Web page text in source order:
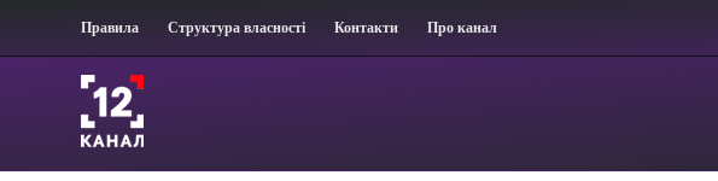
Правила Структура власності Контакти Про канал